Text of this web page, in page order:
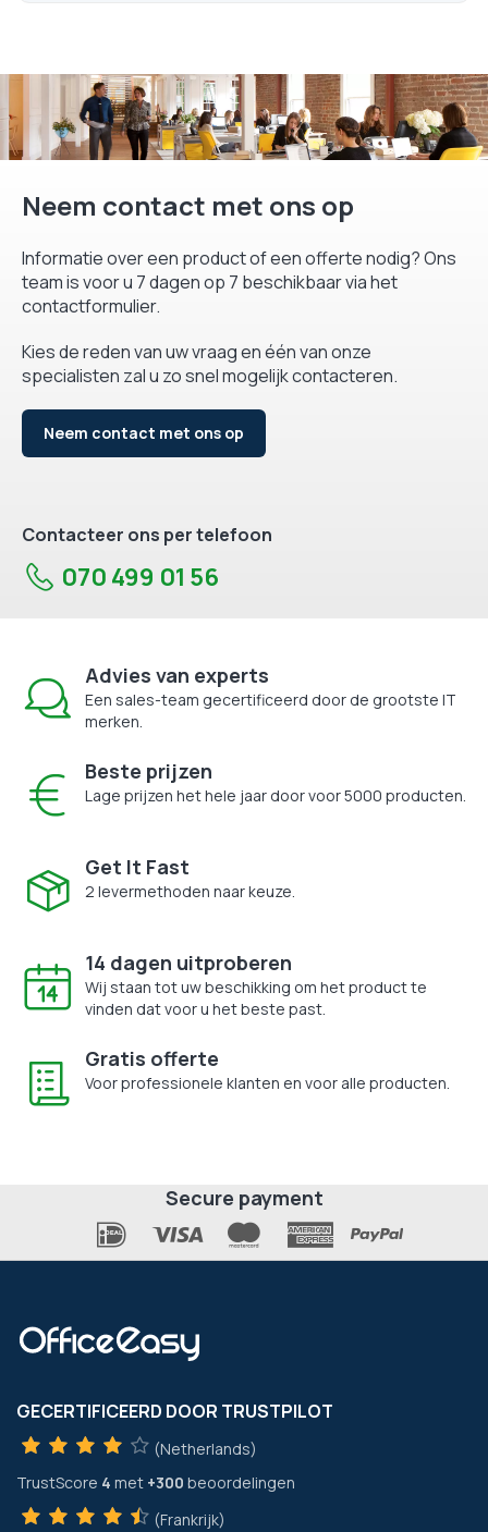
Neem contact met ons op
Informatie over een product of een offerte nodig? Ons
team is voor u 7 dagen op 7 beschikbaar via het
contactformulier.
Kies de reden van uw vraag en één van onze
specialisten zal u zo snel mogelijk contacteren.
Neem contact met ons op
Contacteer ons per telefoon
070 499 01 56
Advies van experts
Een sales-team gecertificeerd door de grootste IT
merken.
Beste prijzen
Lage prijzen het hele jaar door voor 5000 producten.
Get It Fast
2 levermethoden naar keuze.
14 dagen uitproberen
Wij staan tot uw beschikking om het product te
vinden dat voor u het beste past.
Gratis offerte
Voor professionele klanten en voor alle producten.
Secure payment
GECERTIFICEERD DOOR TRUSTPILOT
(Netherlands)
TrustScore 4 met +300 beoordelingen
(Frankrijk)